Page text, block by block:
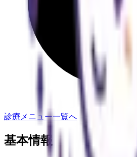
診療メニュー一覧へ
基本情報